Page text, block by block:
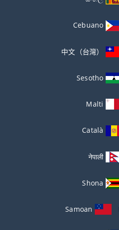
Cebuano
中文（台灣）
Sesotho
Malti
Català
नेपाली
Shona
Samoan